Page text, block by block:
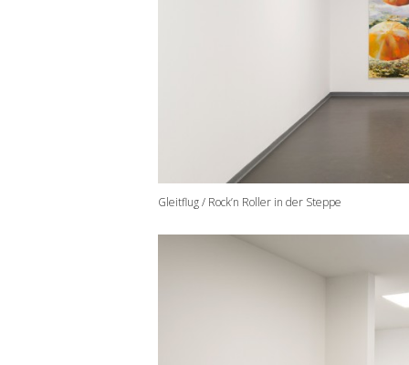
Gleitflug / Rock’n Roller in der Steppe